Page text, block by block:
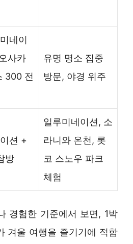
네이
사카
300 전
유명 명소 집중
방문, 야경 위주
션 +
방
일루미네이션, 소
라니와 온천, 롯
코 스노우 파크
체험
경험한 기준에서 보면, 1박
겨울 여행을 즐기기에 적합